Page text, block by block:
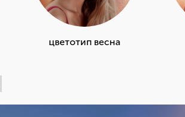
цветотип весна